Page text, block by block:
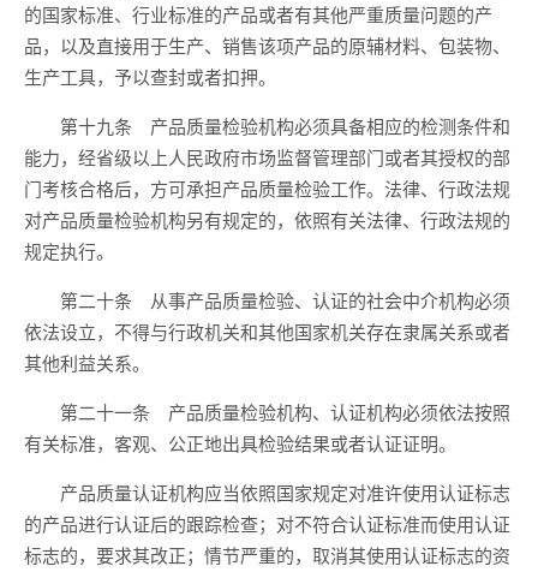
的国家标准、行业标准的产品或者有其他严重质量问题的产
品，以及直接用于生产、销售该项产品的原辅材料、包装物、
生产工具，予以查封或者扣押。
第十九条 产品质量检验机构必须具备相应的检测条件和
能力，经省级以上人民政府市场监督管理部门或者其授权的部
门考核合格后，方可承担产品质量检验工作。法律、行政法规
对产品质量检验机构另有规定的，依照有关法律、行政法规的
规定执行。
第二十条 从事产品质量检验、认证的社会中介机构必须
依法设立，不得与行政机关和其他国家机关存在隶属关系或者
其他利益关系。
第二十一条 产品质量检验机构、认证机构必须依法按照
有关标准，客观、公正地出具检验结果或者认证证明。
产品质量认证机构应当依照国家规定对准许使用认证标志
的产品进行认证后的跟踪检查；对不符合认证标准而使用认证
标志的，要求其改正；情节严重的，取消其使用认证标志的资